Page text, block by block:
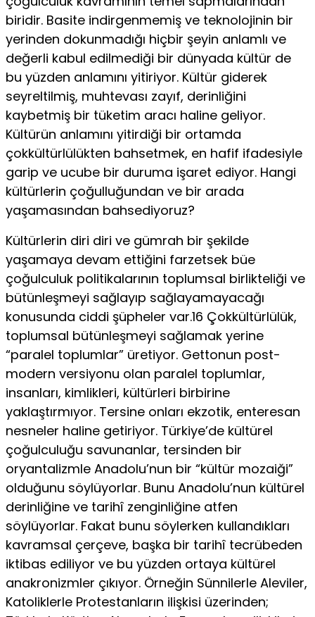
biridir. Basite in­dirgenmemiş ve teknolojinin bir
yerinden dokunmadığı hiçbir şeyin anlamlı ve
değerli kabul edilmediği bir dünyada kültür de
bu yüzden anlamını yitiriyor. Kültür giderek
seyreltilmiş, muhte­vası zayıf, derinliğini
kaybetmiş bir tüketim aracı haline geliyor.
Kültürün anlamını yitirdiği bir ortamda
çokkültürlülükten bah­setmek, en hafif ifadesiyle
garip ve ucube bir duruma işaret edi­yor. Hangi
kültürlerin çoğulluğundan ve bir arada
yaşamasından bahsediyoruz?
Kültürlerin diri diri ve gümrah bir şekilde
yaşamaya devam ettiğini farzetsek büe
çoğulculuk politikalarının toplumsal bir­likteliği ve
bütünleşmeyi sağlayıp sağlayamayacağı
konusunda ciddi şüpheler var.16 Çokkültürlülük,
toplumsal bütünleşmeyi sağlamak yerine
“paralel toplumlar” üretiyor. Gettonun post-
modern versiyonu olan paralel toplumlar,
insanları, kimlikleri, kültürleri birbirine
yaklaştırmıyor. Tersine onları ekzotik, ente­resan
nesneler haline getiriyor. Türkiye’de kültürel
çoğulculuğu savunanlar, tersinden bir
oryantalizmle Anadolu’nun bir “kül­tür mozaiği”
olduğunu söylüyorlar. Bunu Anadolu’nun kültürel
derinliğine ve tarihî zenginliğine atfen
söylüyorlar. Fakat bunu söylerken kullandıkları
kavramsal çerçeve, başka bir tarihî tecrü­beden
iktibas ediliyor ve bu yüzden ortaya kültürel
anakronizm­ler çıkıyor. Örneğin Sünnilerle Aleviler,
Katoliklerle Protestanla­rın ilişkisi üzerinden;